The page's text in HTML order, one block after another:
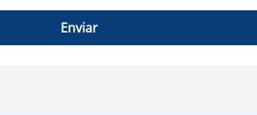
Enviar